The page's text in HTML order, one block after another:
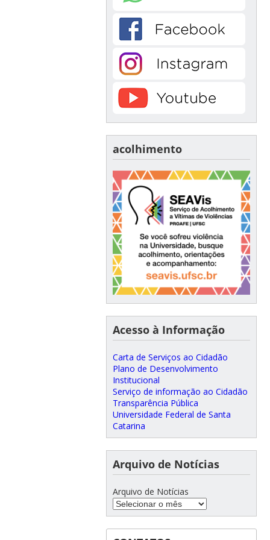
acolhimento
Acesso à Informação
Carta de Serviços ao Cidadão
Plano de Desenvolvimento
Institucional
Serviço de informação ao Cidadão
Transparência Pública
Universidade Federal de Santa
Catarina
Arquivo de Notícias
Arquivo de Notícias